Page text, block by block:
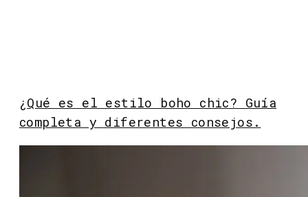
¿Qué es el estilo boho chic? Guía
completa y diferentes consejos.